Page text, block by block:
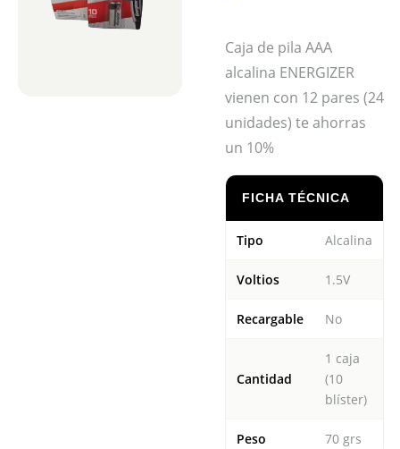
Caja de pila AAA
alcalina ENERGIZER
vienen con 12 pares (24
unidades) te ahorras
un 10%
FICHA TÉCNICA
Tipo Alcalina
Voltios 1.5V
Recargable No
Cantidad
1 caja
(10
blíster)
Peso 70 grs